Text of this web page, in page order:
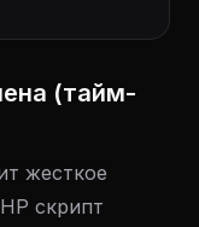
(тайм-
жесткое
скрипт